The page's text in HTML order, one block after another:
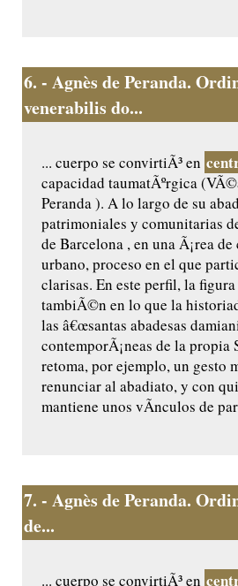
6. - Agnès de Peranda.
venerabilis do...
... cuerpo se convirtiÃ³ en
capacidad taumatÃºrgica
Peranda ). A lo largo de su
patrimoniales y comunitarias
de Barcelona , en una Ã¡rea
urbano, proceso en el que
clarisas. En este perfil, la
tambiÃ©n en lo que la
las â€œsantas abadesas
contemporÃ¡neas de la propia
retoma, por ejemplo, un
renunciar al abadiato, y con
mantiene unos vÃ­nculos de
7. - Agnès de Peranda.
de...
... cuerpo se convirtiÃ³ en